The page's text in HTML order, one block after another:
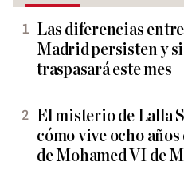
Las diferencias
Madrid persisten y
traspasará este mes
El misterio de Lalla
cómo vive ocho
de Mohamed VI de